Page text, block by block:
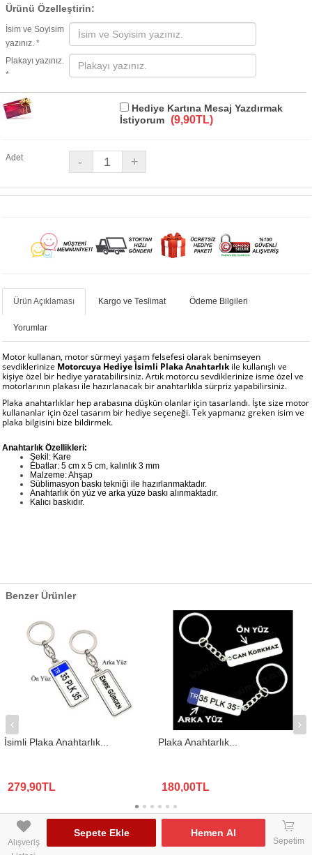
Alışveriş
Sepete Ekle Hemen Al 󰃦
Sepetim
Ürünü Özelleştirin:
İsim ve Soyisim
yazınız. *
Plakayı yazınız.
*
Hediye Kartına Mesaj Yazdırmak
İstiyorum (9,90TL)
Adet
Ürün Açıklaması Kargo ve Teslimat Ödeme Bilgileri
Yorumlar
Motor kullanan, motor sürmeyi yaşam felsefesi olarak benimseyen
sevdiklerinize Motorcuya Hediye İsimli Plaka Anahtarlıkile kullanışlı ve
kişiye özel bir hediye yaratabilirsiniz. Artık motorcu sevdiklerinize isme özel ve
motorlarının plakası ile hazırlanacak bir anahtarlıkla sürpriz yapabilirsiniz.
Plaka anahtarlıklar hep arabasına düşkün olanlar için tasarlandı. İşte size motor
kullananlar için özel tasarım bir hediye seçeneği. Tek yapmanız greken isim ve
plaka bilgisini bize bildirmek.
Anahtarlık Özellikleri:
Şekil: Kare
Ebatlar: 5 cm x 5 cm, kalınlık 3 mm
Malzeme: Ahşap
Süblimasyon baskı tekniği ile hazırlanmaktadır.
Anahtarlık ön yüz ve arka yüze baskı alınmaktadır.
Kalıcı baskıdır.
Benzer Ürünler
İsimli Plaka Anahtarlık...
279,90TL
Plaka Anahtarlık...
180,00TL
www.biresimden.com © 2015 - 2026 Tüm Hakları Saklıdır.